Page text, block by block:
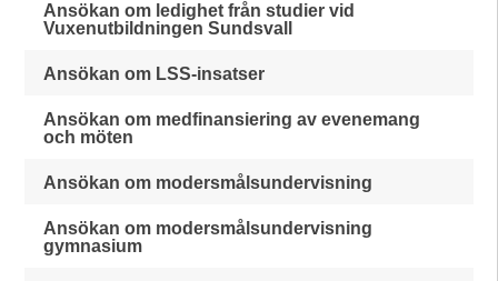
Ansökan om ledighet från studier vid
Vuxenutbildningen Sundsvall
Ansökan om LSS-insatser
Ansökan om medfinansiering av evenemang
och möten
Ansökan om modersmålsundervisning
Ansökan om modersmålsundervisning
gymnasium